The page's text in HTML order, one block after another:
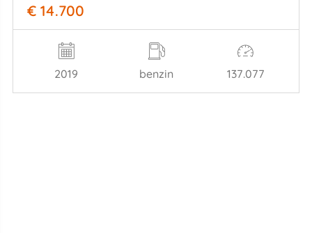
€ 14.700
2019 benzin 137.077